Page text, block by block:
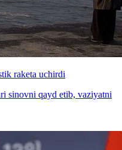
raketa uchirdi
sinovni qayd etib, vaziyatni